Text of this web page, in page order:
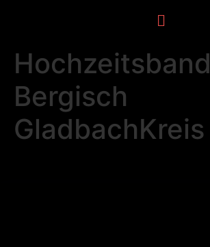
Hochzeitsband
Bergisch
GladbachKreis